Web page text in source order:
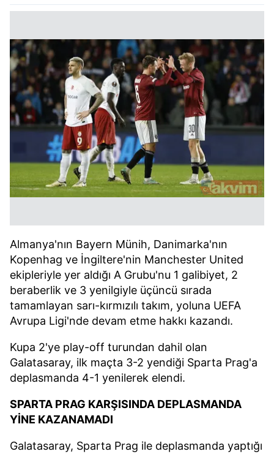
Almanya'nın Bayern Münih, Danimarka'nın
Kopenhag ve İngiltere'nin Manchester United
ekipleriyle yer aldığı A Grubu'nu 1 galibiyet, 2
beraberlik ve 3 yenilgiyle üçüncü sırada
tamamlayan sarı-kırmızılı takım, yoluna UEFA
Avrupa Ligi'nde devam etme hakkı kazandı.
Kupa 2'ye play-off turundan dahil olan
Galatasaray, ilk maçta 3-2 yendiği Sparta Prag'a
deplasmanda 4-1 yenilerek elendi.
SPARTA PRAG KARŞISINDA DEPLASMANDA
YİNE KAZANAMADI
Galatasaray, Sparta Prag ile deplasmanda yaptığı